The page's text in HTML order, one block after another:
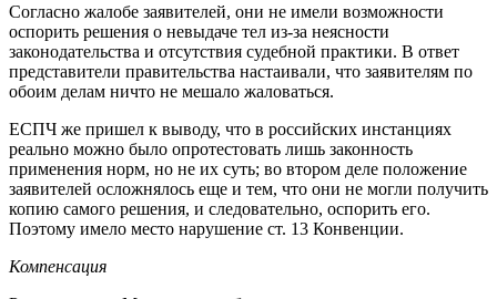
Согласно жалобе заявителей, они не имели возможности
оспорить решения о невыдаче тел из-за неясности
законодательства и отсутствия судебной практики. В ответ
представители правительства настаивали, что заявителям по
обоим делам ничто не мешало жаловаться.
ЕСПЧ же пришел к выводу, что в российских инстанциях
реально можно было опротестовать лишь законность
применения норм, но не их суть; во втором деле положение
заявителей осложнялось еще и тем, что они не могли получить
копию самого решения, и следовательно, оспорить его.
Поэтому имело место нарушение ст. 13 Конвенции.
Компенсация